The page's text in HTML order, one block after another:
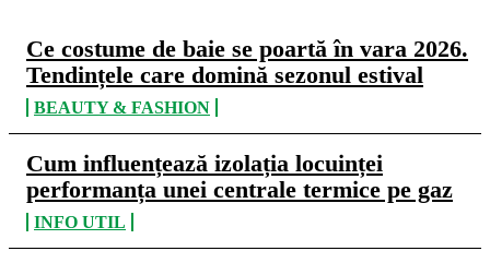
Ce costume de baie se poartă în vara 2026.
Tendințele care domină sezonul estival
BEAUTY & FASHION
Cum influențează izolația locuinței
performanța unei centrale termice pe gaz
INFO UTIL